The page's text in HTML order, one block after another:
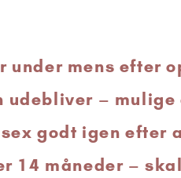
under mens efter
udebliver –
godt igen efter
14 måneder –